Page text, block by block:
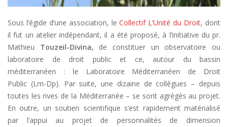
Sous l’égide d’une association, leCollectif L’Unité du Droit, dont
il fut un atelier indépendant, il a été proposé, à l’initiative du pr.
Mathieu Touzeil-Divina, de constituer un observatoire ou
laboratoire de droit public et ce, autour du bassin
méditerranéen : le Laboratoire Méditerranéen de Droit
Public (Lm-Dp). Par suite, une dizaine de collègues – depuis
toutes les rives de la Méditerranée – se sont agrégés au projet.
En outre, un soutien scientifique s’est rapidement matérialisé
par l’appui au projet de personnalités de dimension